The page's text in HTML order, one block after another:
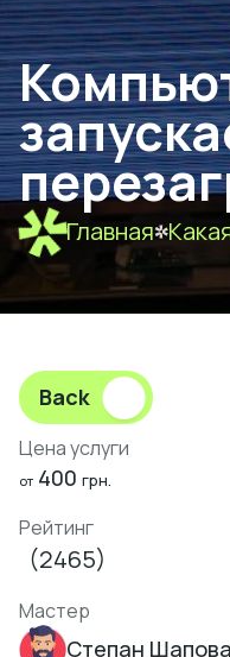
Главная
Back
Цена услуги
от 400 грн.
Рейтинг
(2465)
Мастер
Степан